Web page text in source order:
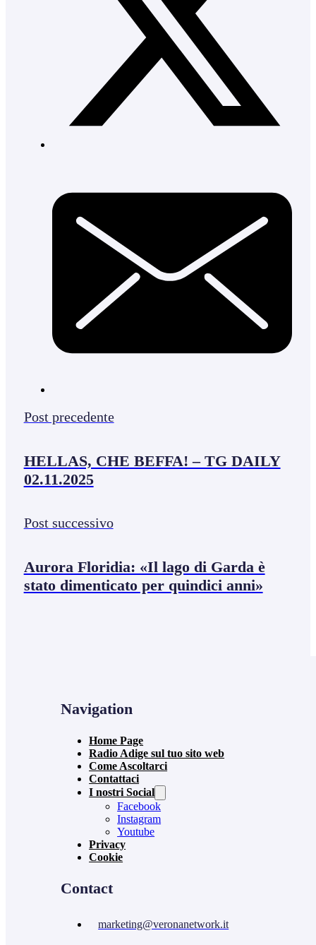
Post precedente
HELLAS, CHE BEFFA! – TG DAILY
02.11.2025
Post successivo
Aurora Floridia: «Il lago di Garda è
stato dimenticato per quindici anni»
Navigation
Home Page
Radio Adige sul tuo sito web
Come Ascoltarci
Contattaci
I nostri Social
Facebook
Instagram
Youtube
Privacy
Cookie
Contact
marketing@veronanetwork.it